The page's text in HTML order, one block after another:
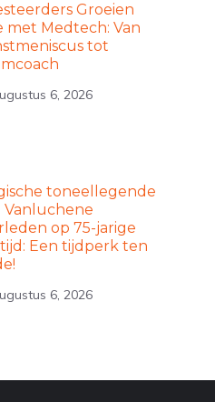
Groeien
met Medtech: Van
tot
6, 2026
toneellegende
Vanluchene
op 75-jarige
Een tijdperk ten
6, 2026